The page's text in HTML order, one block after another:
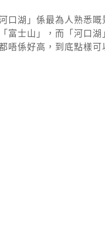
口湖」係最為人熟悉
富士山」，而「河口
唔係好高，到底點樣